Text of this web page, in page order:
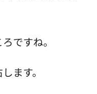
ですね。
ます。